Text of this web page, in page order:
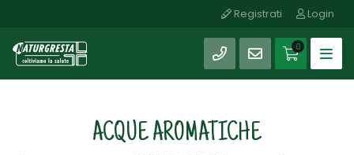
Registrati Login
0
ACQUE AROMATICHE